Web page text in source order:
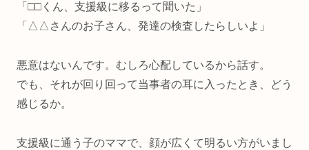
「□□くん、支援級に移るって聞いた」
「△△さんのお子さん、発達の検査したらしいよ」
悪意はないんです。むしろ心配しているから話す。
でも、それが回り回って当事者の耳に入ったとき、どう
感じるか。
支援級に通う子のママで、顔が広くて明るい方がいまし